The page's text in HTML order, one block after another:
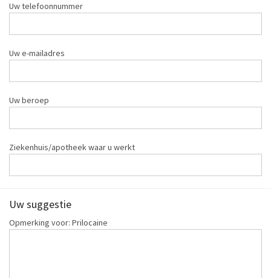
Uw telefoonnummer
Uw e-mailadres
Uw beroep
Ziekenhuis/apotheek waar u werkt
Uw suggestie
Opmerking voor: Prilocaine